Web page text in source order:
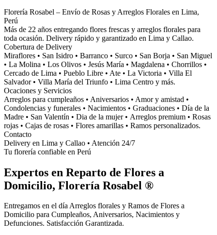
Florería Rosabel – Envío de Rosas y Arreglos Florales en Lima,
Perú
Más de 22 años entregando flores frescas y arreglos florales para
toda ocasión. Delivery rápido y garantizado en Lima y Callao.
Cobertura de Delivery
Miraflores • San Isidro • Barranco • Surco • San Borja • San Miguel
• La Molina • Los Olivos • Jesús María • Magdalena • Chorrillos •
Cercado de Lima • Pueblo Libre • Ate • La Victoria • Villa El
Salvador • Villa María del Triunfo • Lima Centro y más.
Ocaciones y Servicios
Arreglos para cumpleaños • Aniversarios • Amor y amistad •
Condolencias y funerales • Nacimientos • Graduaciones • Día de la
Madre • San Valentín • Dia de la mujer • Arreglos premium • Rosas
rojas • Cajas de rosas • Flores amarillas • Ramos personalizados.
Contacto
Delivery en Lima y Callao • Atención 24/7
Tu florería confiable en Perú
Expertos en Reparto de Flores a
Domicilio, Florería Rosabel ®
Entregamos en el día Arreglos florales y Ramos de Flores a
Domicilio para Cumpleaños, Aniversarios, Nacimientos y
Defunciones. Satisfacción Garantizada.